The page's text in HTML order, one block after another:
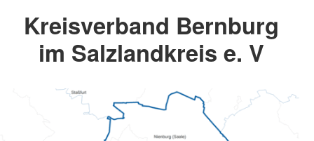
Kreisverband Bernburg
im Salzlandkreis e. V